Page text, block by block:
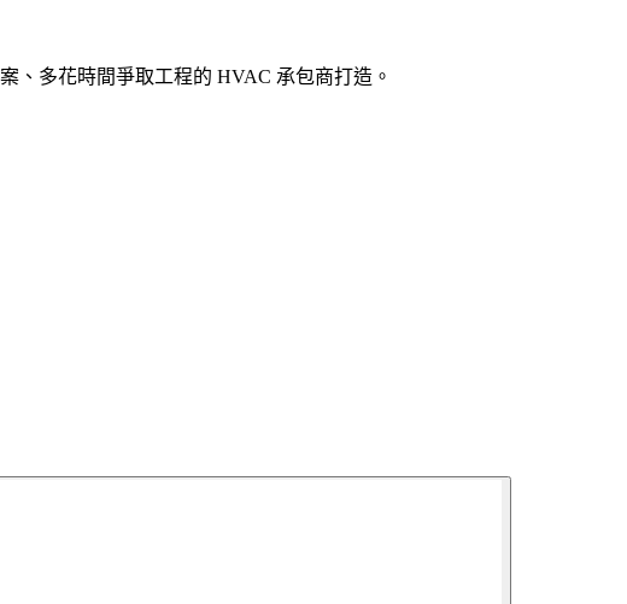
、多花時間爭取工程的 HVAC 承包商打造。